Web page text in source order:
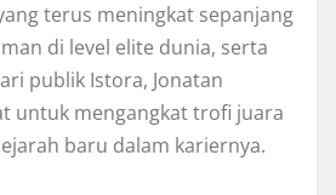
terus meningkat sepanjang
di level elite dunia, serta
publik Istora, Jonatan
untuk mengangkat trofi juara
baru dalam kariernya.